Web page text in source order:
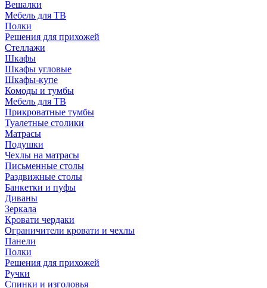
Вешалки
Мебель для ТВ
Полки
Решения для прихожей
Стеллажи
Шкафы
Шкафы угловые
Шкафы-купе
Комоды и тумбы
Мебель для ТВ
Прикроватные тумбы
Туалетные столики
Матрасы
Подушки
Чехлы на матрасы
Письменные столы
Раздвижные столы
Банкетки и пуфы
Диваны
Зеркала
Кровати чердаки
Ограничители кровати и чехлы
Панели
Полки
Решения для прихожей
Ручки
Спинки и изголовья